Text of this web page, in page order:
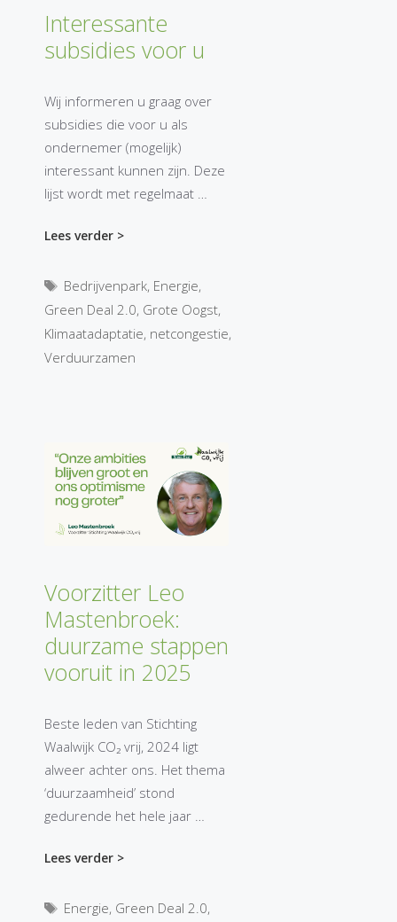
Interessante
subsidies voor u
Wij informeren u graag over
subsidies die voor u als
ondernemer (mogelijk)
interessant kunnen zijn. Deze
lijst wordt met regelmaat …
Lees verder >
Tags
Bedrijvenpark, Energie,
Green Deal 2.0, Grote Oogst,
Klimaatadaptatie, netcongestie,
Verduurzamen
Voorzitter Leo
Mastenbroek:
duurzame stappen
vooruit in 2025
Beste leden van Stichting
Waalwijk CO₂ vrij, 2024 ligt
alweer achter ons. Het thema
‘duurzaamheid’ stond
gedurende het hele jaar …
Lees verder >
Tags
Energie, Green Deal 2.0,